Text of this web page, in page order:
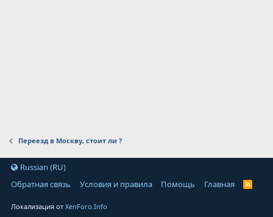
Переезд в Москву, стоит ли ?
Russian (RU)
Обратная связь
Условия и правила Помощь Главная
Локализация отXenForo.Info